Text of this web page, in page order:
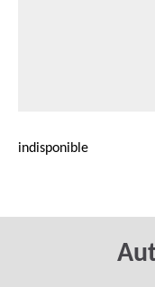
indisponible